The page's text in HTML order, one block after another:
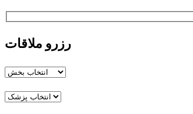
رزرو ملاقات